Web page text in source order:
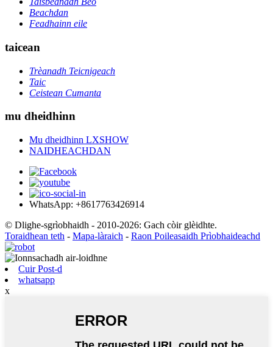
Beachdan
Feadhainn eile
taicean
Trèanadh Teicnigeach
Taic
Ceistean Cumanta
mu dheidhinn
Mu dheidhinn LXSHOW
NAIDHEACHDAN
WhatsApp: +8617763426914
© Dlighe-sgrìobhaidh - 2010-2026: Gach còir glèidhte.
Toraidhean teth - Mapa-làraich - Raon Poileasaidh Prìobhaideachd
Cuir Post-d
whatsapp
x